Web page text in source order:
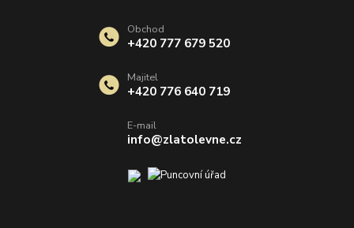
Obchod
+420 777 679 520
Majitel
+420 776 640 719
E-mail
info@zlatolevne.cz